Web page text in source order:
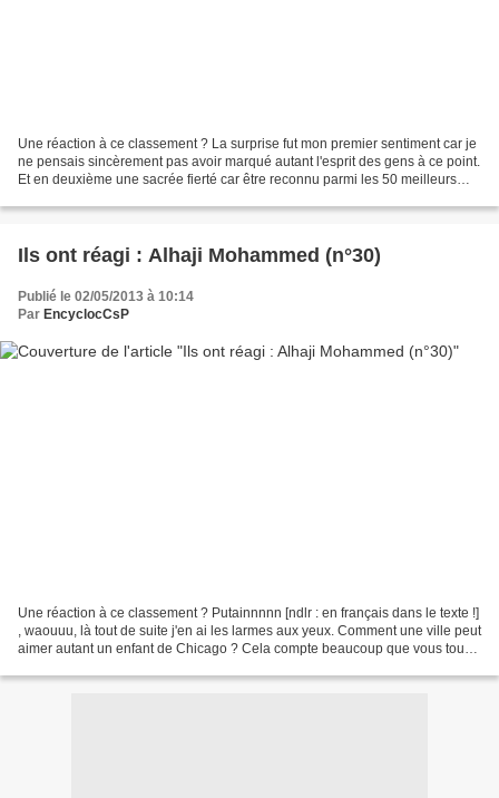
Une réaction à ce classement ? La surprise fut mon premier sentiment car je
ne pensais sincèrement pas avoir marqué autant l'esprit des gens à ce point.
Et en deuxième une sacrée fierté car être reconnu parmi les 50 meilleurs
Ils ont réagi : Alhaji Mohammed (n°30)
Publié le 02/05/2013 à 10:14
Par EncyclocCsP
Une réaction à ce classement ? Putainnnnn [ndlr : en français dans le texte !]
, waouuu, là tout de suite j'en ai les larmes aux yeux. Comment une ville peut
aimer autant un enfant de Chicago ? Cela compte beaucoup que vous tous